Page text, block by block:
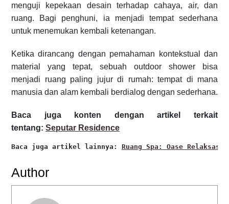
menguji kepekaan desain terhadap cahaya, air, dan
ruang. Bagi penghuni, ia menjadi tempat sederhana
untuk menemukan kembali ketenangan.
Ketika dirancang dengan pemahaman kontekstual dan
material yang tepat, sebuah outdoor shower bisa
menjadi ruang paling jujur di rumah: tempat di mana
manusia dan alam kembali berdialog dengan sederhana.
Baca juga konten dengan artikel terkait
tentang: Seputar Residence
Baca juga artikel lainnya: Ruang Spa: Oase Relaksasi
Author